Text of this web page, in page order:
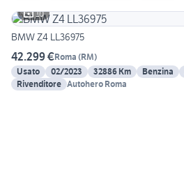
10
BMW Z4 LL36975
42.299 €Roma (RM)
Usato
02/2023 32886 Km Benzina
Rivenditore Autohero Roma